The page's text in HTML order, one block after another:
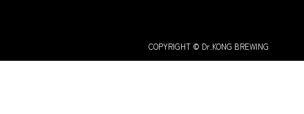
COPYRIGHT © Dr.KONG BREWING